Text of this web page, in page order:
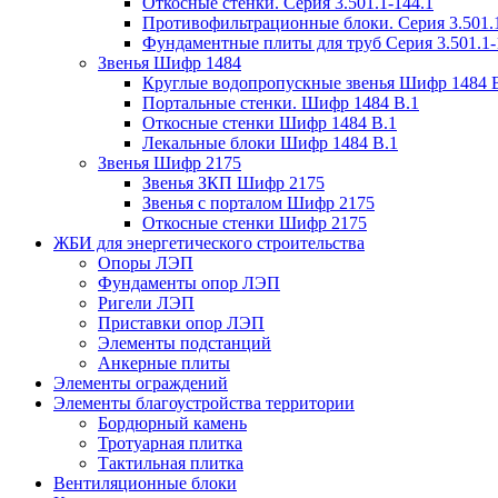
Противофильтрационные блоки. Серия
Фундаментные плиты для труб Серия 3.501.1-
Звенья Шифр 1484
Круглые водопропускные звенья Шифр 1484
Портальные стенки. Шифр 1484 В.1
Откосные стенки Шифр 1484 В.1
Лекальные блоки Шифр 1484 В.1
Звенья Шифр 2175
Звенья ЗКП Шифр 2175
Звенья с порталом Шифр 2175
Откосные стенки Шифр 2175
ЖБИ для энергетического строительства
Опоры ЛЭП
Фундаменты опор ЛЭП
Ригели ЛЭП
Приставки опор ЛЭП
Элементы подстанций
Анкерные плиты
Элементы ограждений
Элементы благоустройства территории
Бордюрный камень
Тротуарная плитка
Тактильная плитка
Вентиляционные блоки